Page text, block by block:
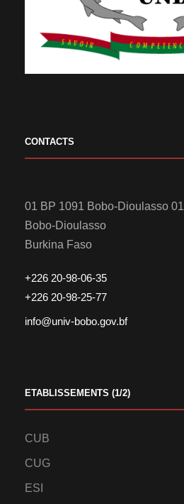
CONTACTS
01 BP 1091 Bobo-Dioulasso 01
Bobo-Dioulasso
Burkina Faso
+226 20-98-06-35
+226 20-98-25-77
info@univ-bobo.gov.bf
ETABLISSEMENTS (1/2)
CUB
CUG
ESI